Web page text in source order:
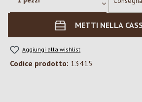
METTI NELLA
Aggiungi alla wishlist
Codice prodotto: 13415